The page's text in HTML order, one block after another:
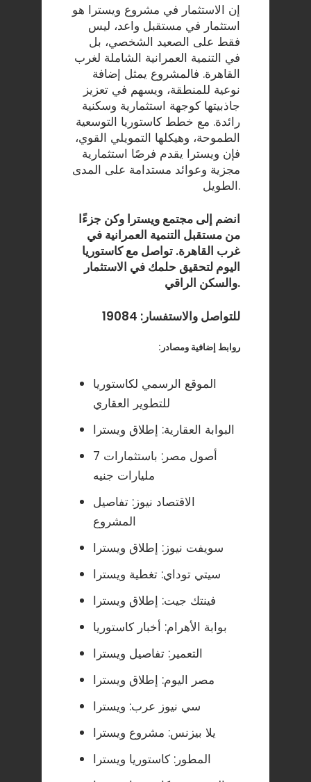
إن الاستثمار في مشروع ويسترا هو
استثمار في مستقبل واعد، ليس
فقط على الصعيد الشخصي، بل
في التنمية العمرانية الشاملة لغرب
القاهرة. فالمشروع يمثل إضافة
نوعية للمنطقة، ويسهم في تعزيز
جاذبيتها كوجهة استثمارية وسكنية
رائدة. مع خطط كاستوريا التوسعية
الطموحة، وهيكلها التمويلي القوي،
فإن ويسترا يقدم فرصًا استثمارية
مجزية وعوائد مستدامة على المدى
الطويل.
انضم إلى مجتمع ويسترا وكن جزءًا
من مستقبل التنمية العمرانية في
غرب القاهرة. تواصل مع كاستوريا
اليوم لتحقيق حلمك في الاستثمار
والسكن الراقي.
للتواصل والاستفسار: 19084
:روابط إضافية ومصادر
الموقع الرسمي لكاستوريا
للتطوير العقاري
البوابة العقارية: إطلاق ويسترا
أصول مصر: باستثمارات 7
مليارات جنيه
الاقتصاد نيوز: تفاصيل
المشروع
سويفت نيوز: إطلاق ويسترا
سيتي توداي: تغطية ويسترا
فينتك جيت: إطلاق ويسترا
بوابة الأهرام: أخبار كاستوريا
التعمير: تفاصيل ويسترا
مصر اليوم: إطلاق ويسترا
سي نيوز عرب: ويسترا
يلا بيزنس: مشروع ويسترا
المطور: كاستوريا ويسترا